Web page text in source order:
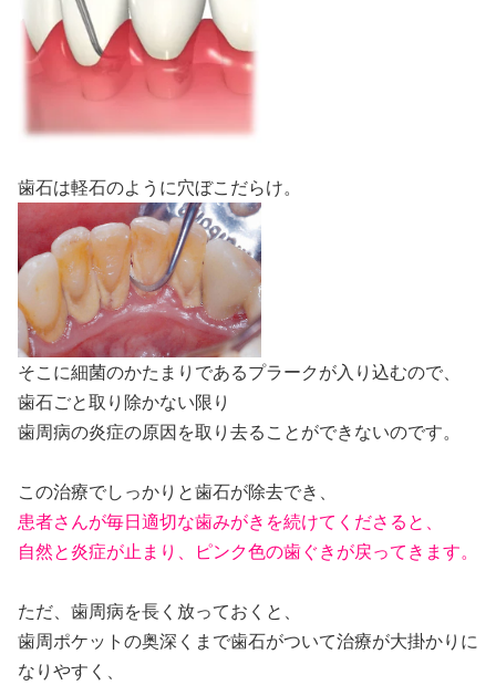
歯石は軽石のように穴ぼこだらけ。
そこに細菌のかたまりであるプラークが入り込むので、
歯石ごと取り除かない限り
歯周病の炎症の原因を取り去ることができないのです。
この治療でしっかりと歯石が除去でき、
患者さんが毎日適切な歯みがきを続けてくださると、
自然と炎症が止まり、ピンク色の歯ぐきが戻ってきます。
ただ、歯周病を長く放っておくと、
歯周ポケットの奥深くまで歯石がついて治療が大掛かりに
なりやすく、